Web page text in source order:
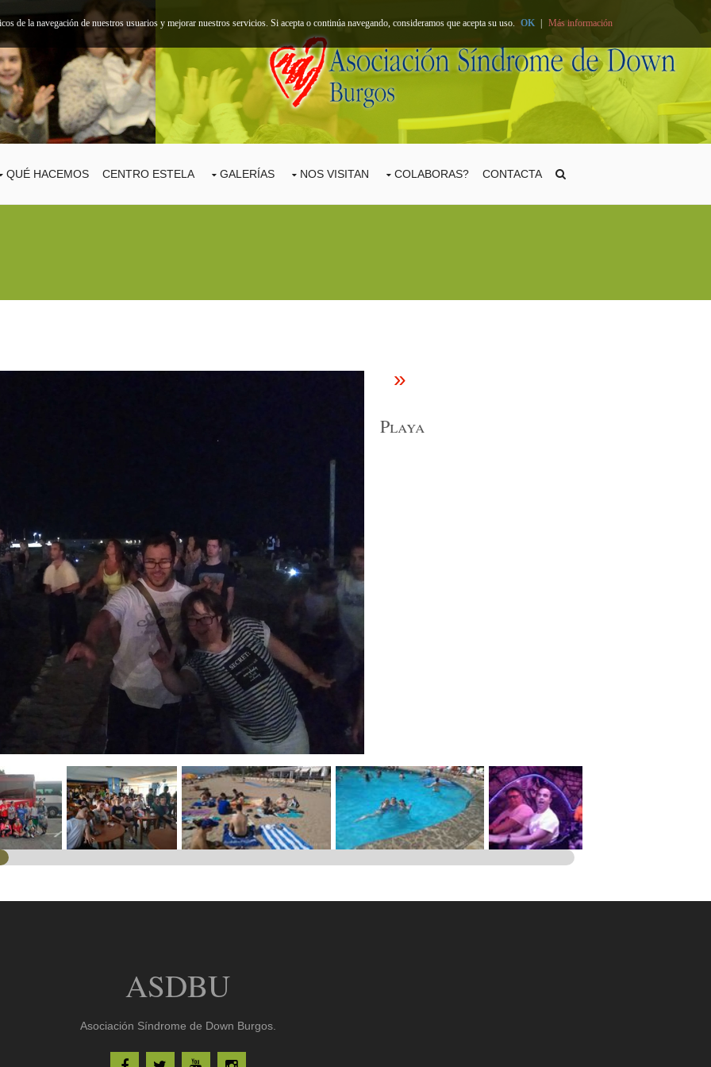
QUÉ HACEMOS CENTRO ESTELA GALERÍAS NOS VISITAN COLABORAS? CONTACTA
»
Playa
ASDBU
Asociación Síndrome de Down Burgos.
de la navegación de nuestros usuarios y mejorar nuestros servicios. Si acepta o continúa navegando, consideramos que acepta su uso. OK Más información